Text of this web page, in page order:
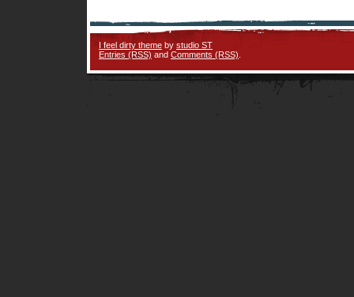
I feel dirty theme by studio ST
Entries (RSS) and Comments (RSS)